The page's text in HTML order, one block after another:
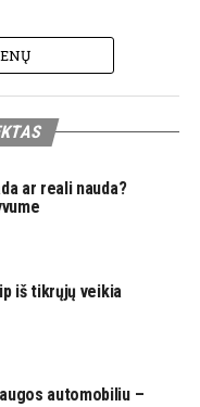
ar reali nauda?
iš tikrųjų veikia
automobiliu –